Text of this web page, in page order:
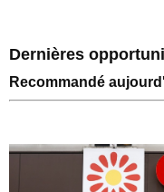
Dernières
Recommandé